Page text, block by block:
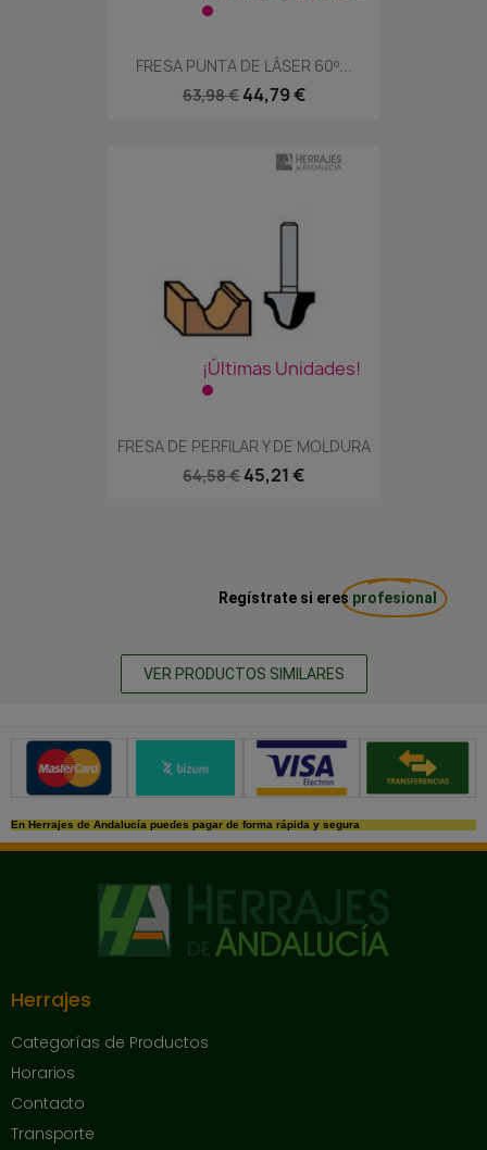
FRESA PUNTA DE LÁSER 60º...
63,98 € 44,79 €
¡Últimas Unidades!
FRESA DE PERFILAR Y DE MOLDURA
64,58 € 45,21 €
Regístrate si eres profesional
VER PRODUCTOS SIMILARES
Métodos de pago seguros
En Herrajes de Andalucía puedes pagar de forma rápida y segura
Herrajes
Categorías de Productos
Horarios
Contacto
Transporte